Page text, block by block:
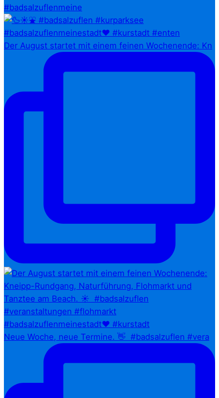
#badsalzuflenmeine
Der August startet mit einem feinen Wochenende: Kn
Neue Woche, neue Termine. 👋⁠ ⁠ #badsalzuflen #vera